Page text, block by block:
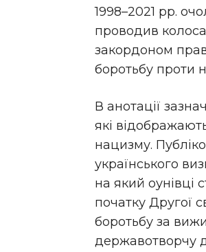
1998–2021 рр.
проводив
закордоном
боротьбу проти
В анотації
які
нацизму.
українського
на який оунівці
початку Другої
боротьбу за
державотворчу